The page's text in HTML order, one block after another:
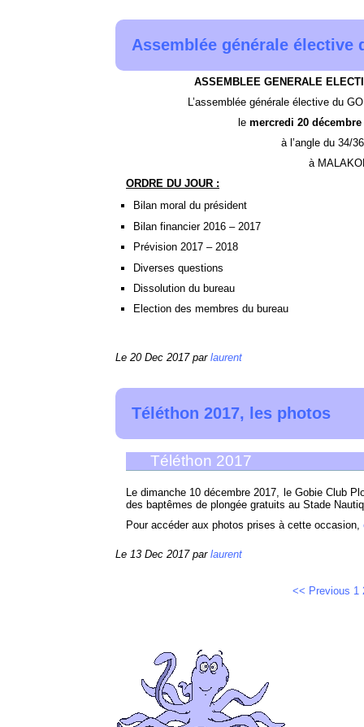
Assemblée générale élective
ASSEMBLEE GENERALE
L’assemblée générale élective du
lemercredi 20 décembre
à l’angle du 34/
à
ORDRE DU JOUR :
Bilan moral du président
Bilan financier 2016 – 2017
Prévision 2017 – 2018
Diverses questions
Dissolution du bureau
Election des membres du bureau
Le 20 Dec 2017 par laurent
Téléthon 2017, les photos
Téléthon 2017
Le dimanche 10 décembre 2017, le Gobie Club
des baptêmes de plongée gratuits au Stade
Pour accéder aux photos prises à cette occasion,
Le 13 Dec 2017 par laurent
<< Previous 1